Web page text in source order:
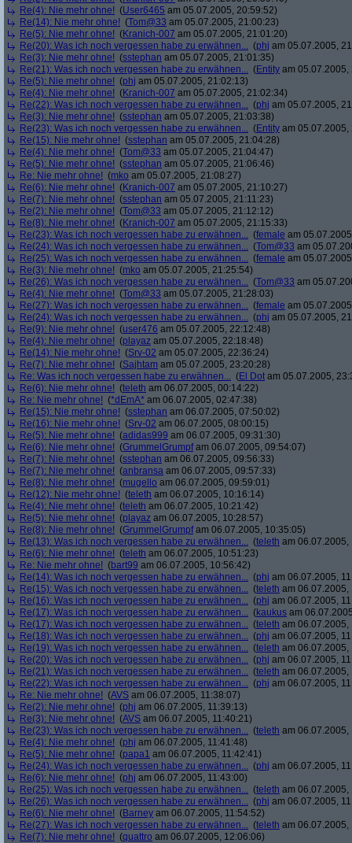
Re(4): Nie mehr ohne! (User6465 am 05.07.2005, 20:59:52)
Re(14): Nie mehr ohne! (Tom@33 am 05.07.2005, 21:00:23)
Re(5): Nie mehr ohne! (Kranich-007 am 05.07.2005, 21:01:20)
Re(20): Was ich noch vergessen habe zu erwähnen... (phj am 05.07.2005,
Re(3): Nie mehr ohne! (sstephan am 05.07.2005, 21:01:35)
Re(21): Was ich noch vergessen habe zu erwähnen... (Entity am 05.07.2005,
Re(5): Nie mehr ohne! (phj am 05.07.2005, 21:02:13)
Re(4): Nie mehr ohne! (Kranich-007 am 05.07.2005, 21:02:34)
Re(22): Was ich noch vergessen habe zu erwähnen... (phj am 05.07.2005,
Re(3): Nie mehr ohne! (sstephan am 05.07.2005, 21:03:38)
Re(23): Was ich noch vergessen habe zu erwähnen... (Entity am 05.07.2005,
Re(15): Nie mehr ohne! (sstephan am 05.07.2005, 21:04:28)
Re(4): Nie mehr ohne! (Tom@33 am 05.07.2005, 21:04:47)
Re(5): Nie mehr ohne! (sstephan am 05.07.2005, 21:06:46)
Re: Nie mehr ohne! (mko am 05.07.2005, 21:08:27)
Re(6): Nie mehr ohne! (Kranich-007 am 05.07.2005, 21:10:27)
Re(7): Nie mehr ohne! (sstephan am 05.07.2005, 21:11:23)
Re(2): Nie mehr ohne! (Tom@33 am 05.07.2005, 21:12:12)
Re(8): Nie mehr ohne! (Kranich-007 am 05.07.2005, 21:15:33)
Re(23): Was ich noch vergessen habe zu erwähnen... (female am
Re(24): Was ich noch vergessen habe zu erwähnen... (Tom@33 am
Re(25): Was ich noch vergessen habe zu erwähnen... (female am
Re(3): Nie mehr ohne! (mko am 05.07.2005, 21:25:54)
Re(26): Was ich noch vergessen habe zu erwähnen... (Tom@33 am
Re(4): Nie mehr ohne! (Tom@33 am 05.07.2005, 21:28:03)
Re(27): Was ich noch vergessen habe zu erwähnen... (female am
Re(24): Was ich noch vergessen habe zu erwähnen... (phj am 05.07.2005,
Re(9): Nie mehr ohne! (user476 am 05.07.2005, 22:12:48)
Re(4): Nie mehr ohne! (playaz am 05.07.2005, 22:18:48)
Re(14): Nie mehr ohne! (Srv-02 am 05.07.2005, 22:36:24)
Re(7): Nie mehr ohne! (Sajhtam am 05.07.2005, 23:20:28)
Re: Was ich noch vergessen habe zu erwähnen... (El Dot am 05.07.2005,
Re(6): Nie mehr ohne! (teleth am 06.07.2005, 00:14:22)
Re: Nie mehr ohne! (*dEmA* am 06.07.2005, 02:47:38)
Re(15): Nie mehr ohne! (sstephan am 06.07.2005, 07:50:02)
Re(16): Nie mehr ohne! (Srv-02 am 06.07.2005, 08:00:15)
Re(5): Nie mehr ohne! (adidas999 am 06.07.2005, 09:31:30)
Re(6): Nie mehr ohne! (GrummelGrumpfam 06.07.2005, 09:54:07)
Re(7): Nie mehr ohne! (sstephan am 06.07.2005, 09:56:33)
Re(7): Nie mehr ohne! (anbransa am 06.07.2005, 09:57:33)
Re(8): Nie mehr ohne! (mugello am 06.07.2005, 09:59:01)
Re(12): Nie mehr ohne! (teleth am 06.07.2005, 10:16:14)
Re(4): Nie mehr ohne! (teleth am 06.07.2005, 10:21:42)
Re(5): Nie mehr ohne! (playaz am 06.07.2005, 10:28:57)
Re(8): Nie mehr ohne! (GrummelGrumpfam 06.07.2005, 10:35:05)
Re(13): Was ich noch vergessen habe zu erwähnen... (teleth am 06.07.2005,
Re(6): Nie mehr ohne! (teleth am 06.07.2005, 10:51:23)
Re: Nie mehr ohne! (bart99 am 06.07.2005, 10:56:42)
Re(14): Was ich noch vergessen habe zu erwähnen... (phj am 06.07.2005,
Re(15): Was ich noch vergessen habe zu erwähnen... (teleth am 06.07.2005,
Re(16): Was ich noch vergessen habe zu erwähnen... (phj am 06.07.2005,
Re(17): Was ich noch vergessen habe zu erwähnen... (kaukus am
Re(17): Was ich noch vergessen habe zu erwähnen... (teleth am 06.07.2005,
Re(18): Was ich noch vergessen habe zu erwähnen... (phj am 06.07.2005,
Re(19): Was ich noch vergessen habe zu erwähnen... (teleth am 06.07.2005,
Re(20): Was ich noch vergessen habe zu erwähnen... (phj am 06.07.2005,
Re(21): Was ich noch vergessen habe zu erwähnen... (teleth am 06.07.2005,
Re(22): Was ich noch vergessen habe zu erwähnen... (phj am 06.07.2005,
Re: Nie mehr ohne! (AVS am 06.07.2005, 11:38:07)
Re(2): Nie mehr ohne! (phj am 06.07.2005, 11:39:13)
Re(3): Nie mehr ohne! (AVS am 06.07.2005, 11:40:21)
Re(23): Was ich noch vergessen habe zu erwähnen... (teleth am 06.07.2005,
Re(4): Nie mehr ohne! (phj am 06.07.2005, 11:41:48)
Re(5): Nie mehr ohne! (papa1 am 06.07.2005, 11:42:41)
Re(24): Was ich noch vergessen habe zu erwähnen... (phj am 06.07.2005,
Re(6): Nie mehr ohne! (phj am 06.07.2005, 11:43:00)
Re(25): Was ich noch vergessen habe zu erwähnen... (teleth am 06.07.2005,
Re(26): Was ich noch vergessen habe zu erwähnen... (phj am 06.07.2005,
Re(6): Nie mehr ohne! (Barney am 06.07.2005, 11:54:52)
Re(27): Was ich noch vergessen habe zu erwähnen... (teleth am 06.07.2005,
Re(7): Nie mehr ohne! (quattro am 06.07.2005, 12:06:06)